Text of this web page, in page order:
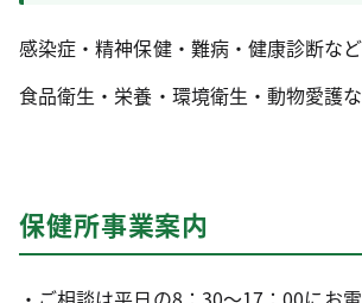
感染症・精神保健・難病・健康診断な
食品衛生・栄養・環境衛生・動物愛護
保健所事業案内